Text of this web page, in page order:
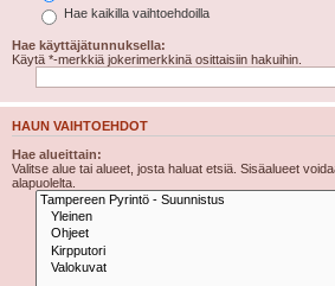
Hae kaikilla vaihtoehdoilla
Hae käyttäjätunnuksella:
Käytä *-merkkiä jokerimerkkinä osittaisiin hakuihin.
HAUN VAIHTOEHDOT
Hae alueittain:
Valitse alue tai alueet, josta haluat etsiä. Sisäalueet
alapuolelta.